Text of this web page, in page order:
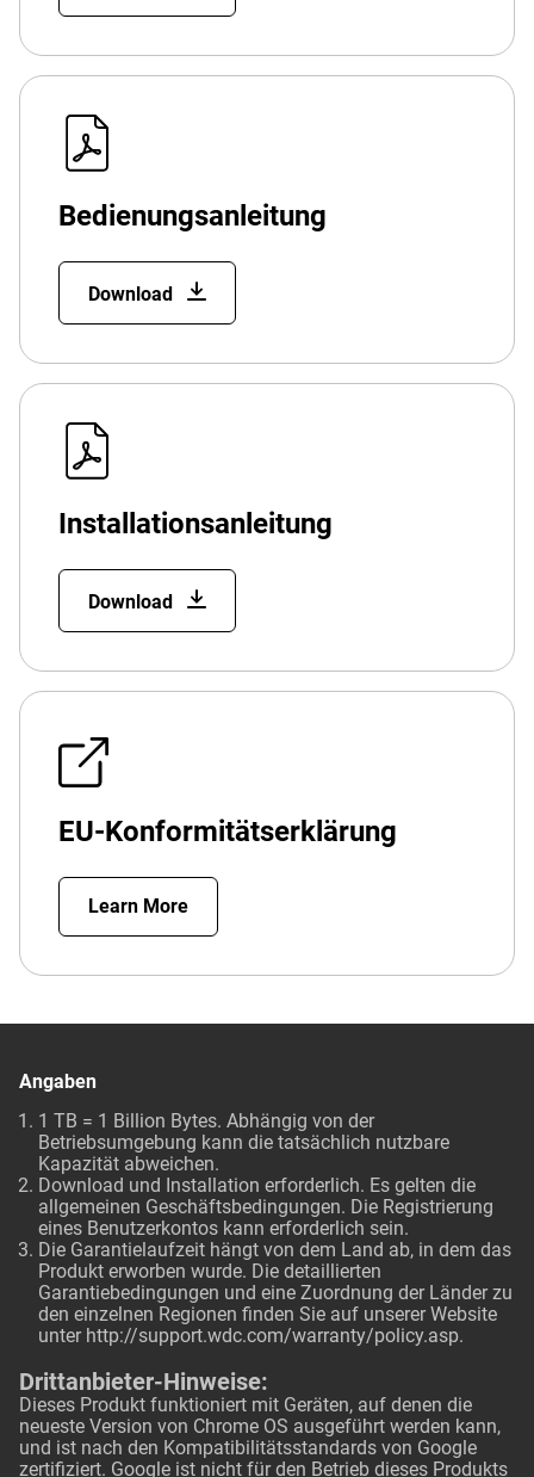
Bedienungsanleitung
Download
Installationsanleitung
Download
EU-Konformitätserklärung
Learn More
Angaben
1 TB = 1 Billion Bytes. Abhängig von der
Betriebsumgebung kann die tatsächlich nutzbare
Kapazität abweichen.
Download und Installation erforderlich. Es gelten die
allgemeinen Geschäftsbedingungen. Die Registrierung
eines Benutzerkontos kann erforderlich sein.
Die Garantielaufzeit hängt von dem Land ab, in dem das
Produkt erworben wurde. Die detaillierten
Garantiebedingungen und eine Zuordnung der Länder zu
den einzelnen Regionen finden Sie auf unserer Website
unter http://support.wdc.com/warranty/policy.asp.
Drittanbieter-Hinweise:
Dieses Produkt funktioniert mit Geräten, auf denen die
neueste Version von Chrome OS ausgeführt werden kann,
und ist nach den Kompatibilitätsstandards von Google
zertifiziert. Google ist nicht für den Betrieb dieses Produkts